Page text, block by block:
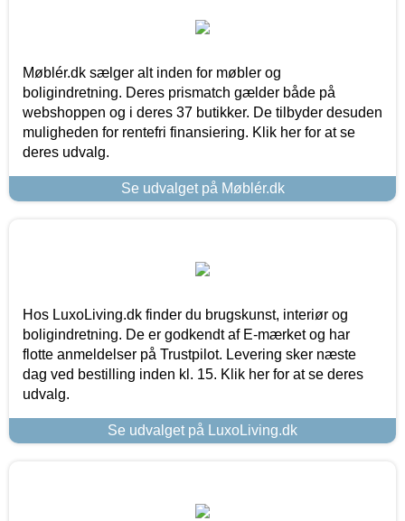
Møblér.dk sælger alt inden for møbler og
boligindretning. Deres prismatch gælder både på
webshoppen og i deres 37 butikker. De tilbyder desuden
muligheden for rentefri finansiering. Klik her for at se
deres udvalg.
Se udvalget på Møblér.dk
Hos LuxoLiving.dk finder du brugskunst, interiør og
boligindretning. De er godkendt af E-mærket og har
flotte anmeldelser på Trustpilot. Levering sker næste
dag ved bestilling inden kl. 15. Klik her for at se deres
udvalg.
Se udvalget på LuxoLiving.dk